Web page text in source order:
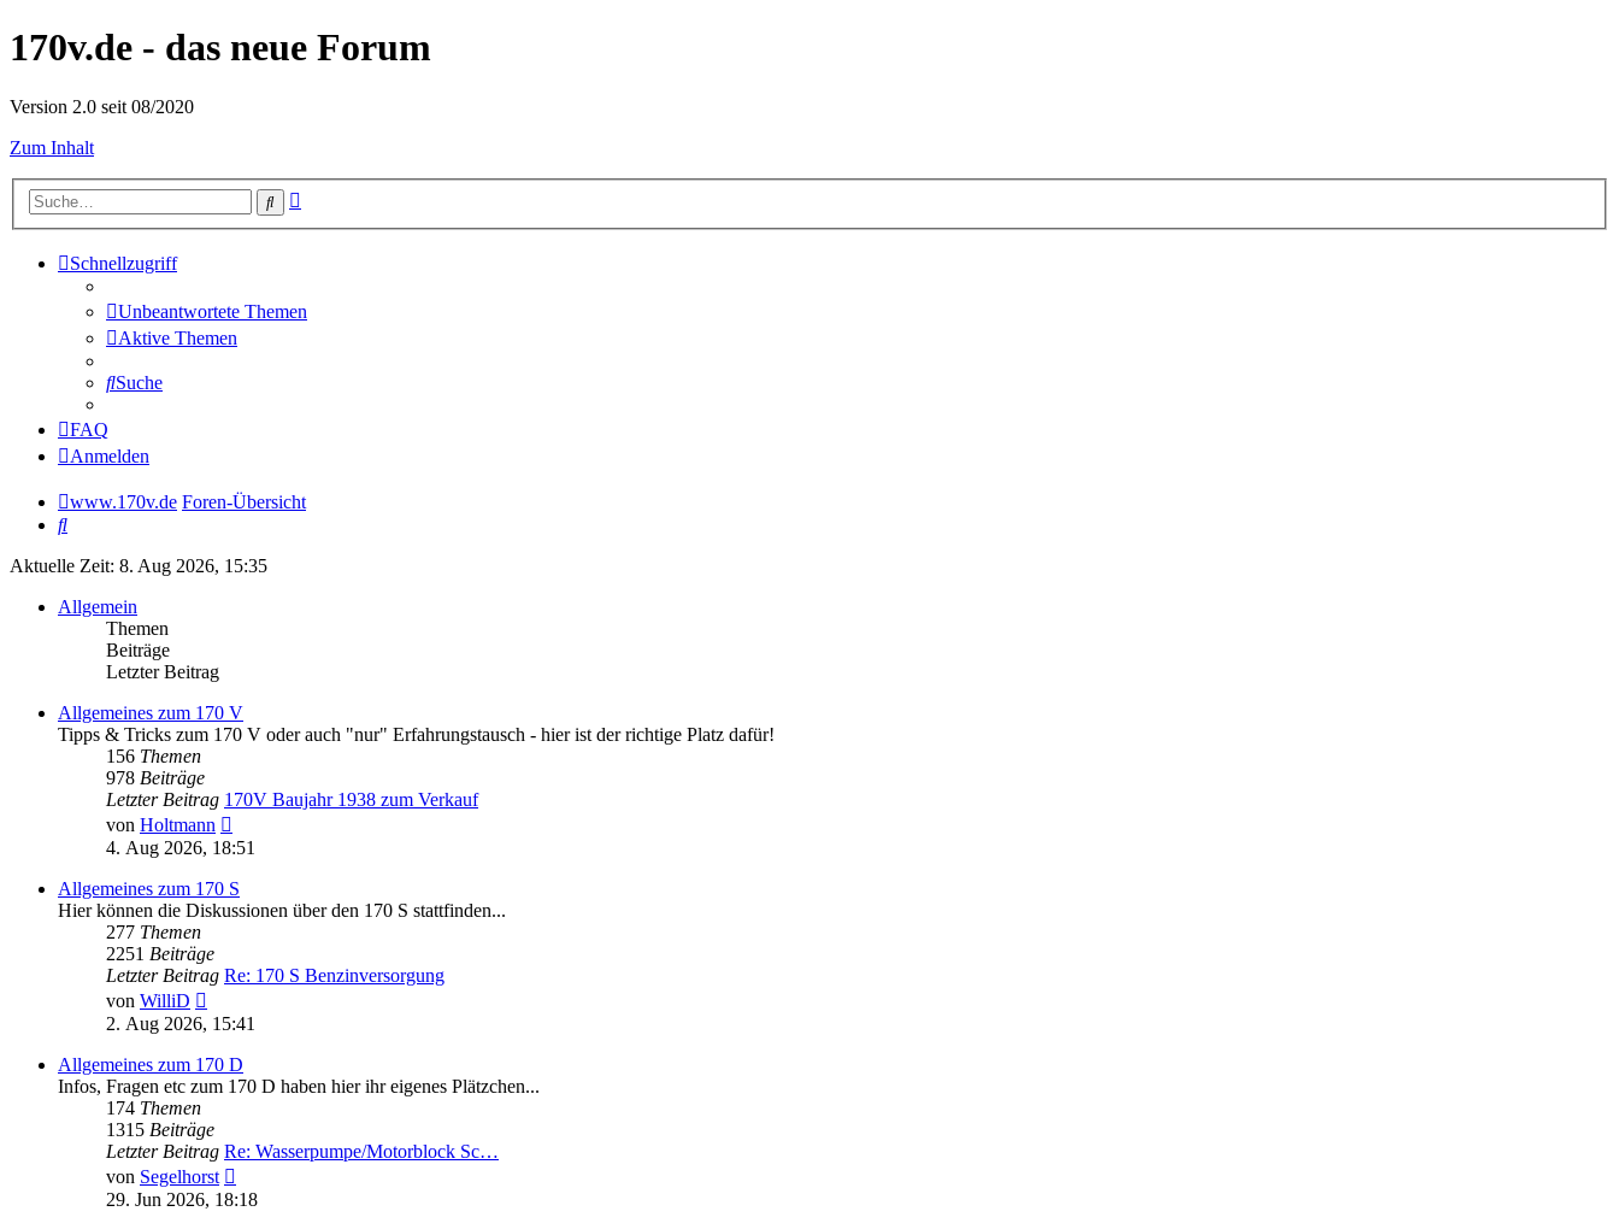
170v.de - das neue Forum
Version 2.0 seit 08/2020
Zum Inhalt
Suche
Schnellzugriff
Unbeantwortete Themen
Aktive Themen
Suche
FAQ
Anmelden
www.170v.de Foren-Übersicht
Suche
Aktuelle Zeit: 8. Aug 2026, 15:35
Allgemein
Themen
Beiträge
Letzter Beitrag
Allgemeines zum 170 V
Tipps & Tricks zum 170 V oder auch "nur" Erfahrungstausch - hier ist der richtige Platz dafür!
156 Themen
978 Beiträge
Letzter Beitrag 170V Baujahr 1938 zum Verkauf
von Holtmann
Beitrag
4. Aug 2026, 18:51
Allgemeines zum 170 S
Hier können die Diskussionen über den 170 S stattfinden...
277 Themen
2251 Beiträge
Letzter Beitrag Re: 170 S Benzinversorgung
von WilliD
Beitrag
2. Aug 2026, 15:41
Allgemeines zum 170 D
Infos, Fragen etc zum 170 D haben hier ihr eigenes Plätzchen...
174 Themen
1315 Beiträge
Letzter Beitrag Re: Wasserpumpe/Motorblock Sc…
von Segelhorst
Beitrag
29. Jun 2026, 18:18